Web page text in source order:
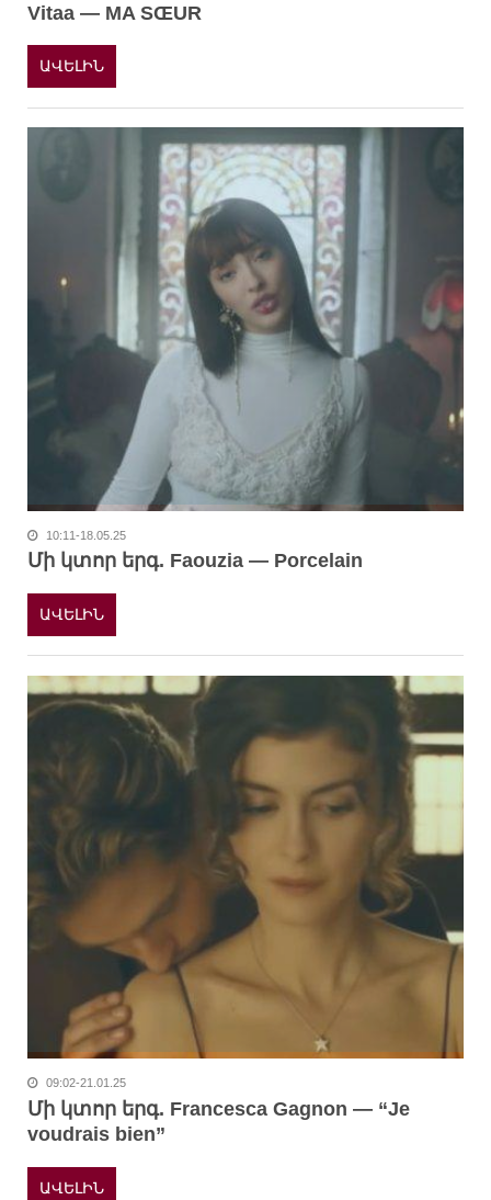
Vitaa — MA SŒUR
ԱՎԵԼԻՆ
10:11-18.05.25
Մի կտոր երգ. Faouzia — Porcelain
ԱՎԵԼԻՆ
09:02-21.01.25
Մի կտոր երգ. Francesca Gagnon — “Je
voudrais bien”
ԱՎԵԼԻՆ